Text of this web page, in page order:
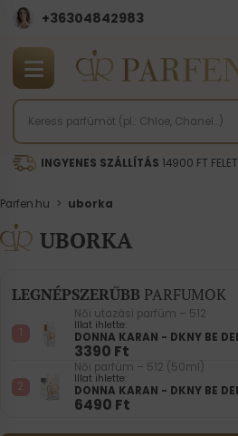
+36304842983
INGYENES SZÁLLÍTÁS 14900 FT
Parfen.hu > uborka
UBORKA
LEGNÉPSZERŰBB PARFUMOK
Női utazási parfüm – 512
Illat ihlette:
DONNA KARAN - DKNY BE
3390 Ft
Női parfüm – 512 (50ml)
Illat ihlette:
DONNA KARAN - DKNY BE
6490 Ft